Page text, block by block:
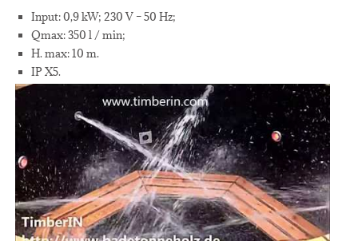
Input: 0,9 kW; 230 V – 50 Hz;
Qmax: 350 l / min;
H. max: 10 m.
IP X5.